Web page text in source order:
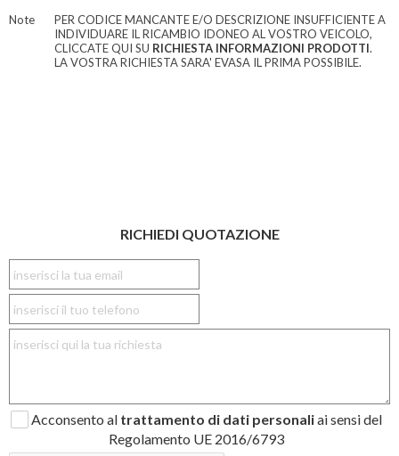
Note
PER CODICE MANCANTE E/O DESCRIZIONE INSUFFICIENTE A
INDIVIDUARE IL RICAMBIO IDONEO AL VOSTRO VEICOLO,
CLICCATE QUI SU RICHIESTA INFORMAZIONI PRODOTTI.
LA VOSTRA RICHIESTA SARA' EVASA IL PRIMA POSSIBILE.
RICHIEDI QUOTAZIONE
Acconsento al trattamento di dati personaliai sensi del
Regolamento UE 2016/6793